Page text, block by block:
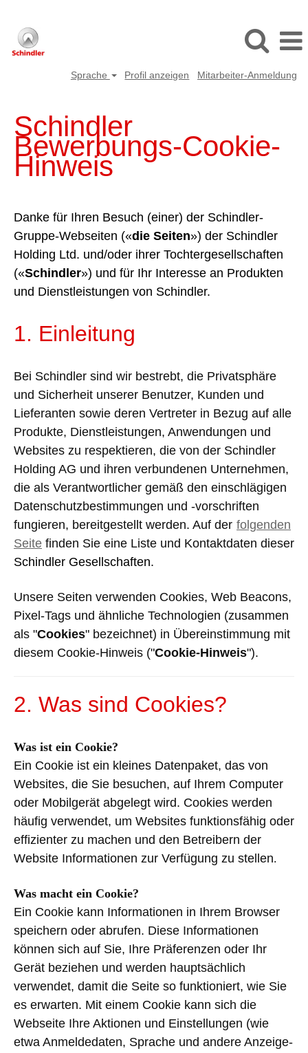
Sprache Profil anzeigen Mitarbeiter-Anmeldung
Schindler
Bewerbungs-Cookie-
Hinweis
Danke für Ihren Besuch (einer) der Schindler-
Gruppe-Webseiten («die Seiten») der Schindler
Holding Ltd. und/oder ihrer Tochtergesellschaften
(«Schindler») und für Ihr Interesse an Produkten
und Dienstleistungen von Schindler.
1. Einleitung
Bei Schindler sind wir bestrebt, die Privatsphäre
und Sicherheit unserer Benutzer, Kunden und
Lieferanten sowie deren Vertreter in Bezug auf alle
Produkte, Dienstleistungen, Anwendungen und
Websites zu respektieren, die von der Schindler
Holding AG und ihren verbundenen Unternehmen,
die als Verantwortlicher gemäß den einschlägigen
Datenschutzbestimmungen und -vorschriften
fungieren, bereitgestellt werden. Auf der folgenden
Seite finden Sie eine Liste und Kontaktdaten dieser
Schindler Gesellschaften.
Unsere Seiten verwenden Cookies, Web Beacons,
Pixel-Tags und ähnliche Technologien (zusammen
als "Cookies" bezeichnet) in Übereinstimmung mit
diesem Cookie-Hinweis ("Cookie-Hinweis").
2. Was sind Cookies?
Was ist ein Cookie?
Ein Cookie ist ein kleines Datenpaket, das von
Websites, die Sie besuchen, auf Ihrem Computer
oder Mobilgerät abgelegt wird. Cookies werden
häufig verwendet, um Websites funktionsfähig oder
effizienter zu machen und den Betreibern der
Website Informationen zur Verfügung zu stellen.
Was macht ein Cookie?
Ein Cookie kann Informationen in Ihrem Browser
speichern oder abrufen. Diese Informationen
können sich auf Sie, Ihre Präferenzen oder Ihr
Gerät beziehen und werden hauptsächlich
verwendet, damit die Seite so funktioniert, wie Sie
es erwarten. Mit einem Cookie kann sich die
Webseite Ihre Aktionen und Einstellungen (wie
etwa Anmeldedaten, Sprache und andere Anzeige-